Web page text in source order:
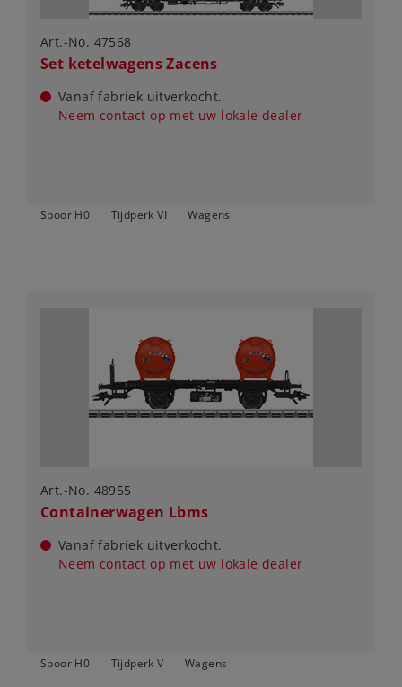
Art.-No. 47568
Set ketelwagens Zacens
Vanaf fabriek uitverkocht.
Neem contact op met uw lokale dealer
Spoor H0 Tijdperk VI Wagens
Art.-No. 48955
Containerwagen Lbms
Vanaf fabriek uitverkocht.
Neem contact op met uw lokale dealer
Spoor H0 Tijdperk V Wagens